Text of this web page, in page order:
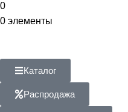
0
0 элементы
Каталог
Распродажа